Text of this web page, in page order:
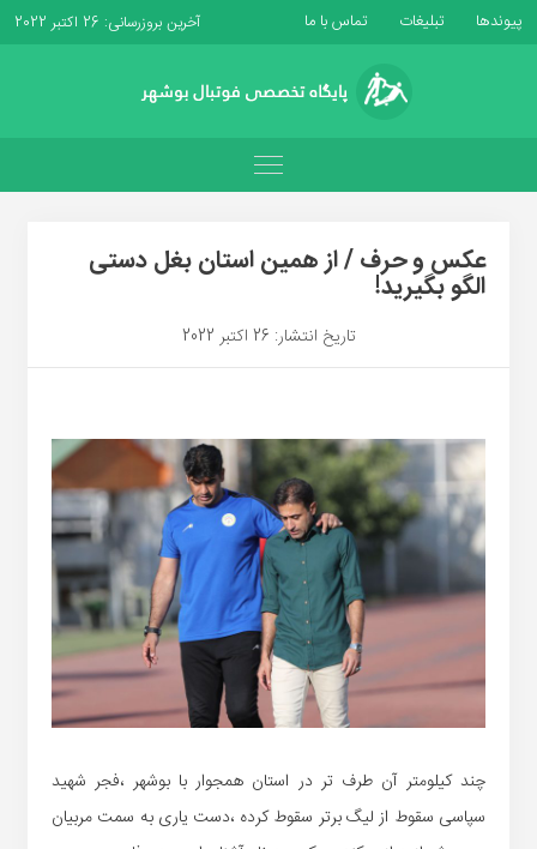
پیوندها تبلیغات تماس با ما آخرین بروزرسانی: 26 اکتبر 2022
عکس و حرف / از همین استان بغل دستی
الگو بگیرید!
تاریخ انتشار: 26 اکتبر 2022
چند کیلومتر آن طرف تر در استان همجوار با بوشهر ،فجر شهید
سپاسی سقوط از لیگ برتر سقوط کرده ،دست یاری به سمت مربیان